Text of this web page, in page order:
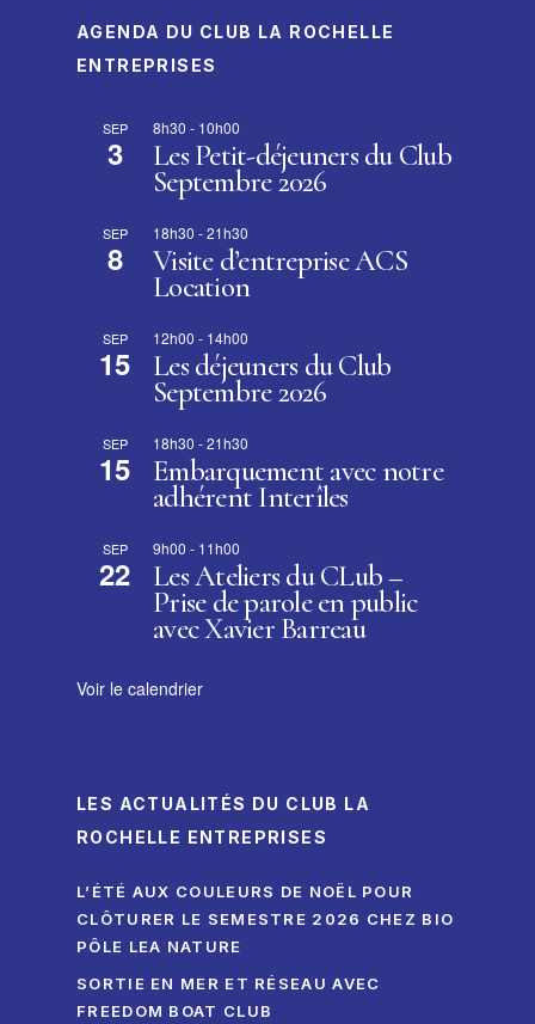
AGENDA DU CLUB LA ROCHELLE
ENTREPRISES
SEP
3
8h30 - 10h00
Les Petit-déjeuners du Club
Septembre 2026
SEP
8
18h30 -21h30
Visite d’entreprise ACS
Location
SEP
15
12h00 - 14h00
Les déjeuners du Club
Septembre 2026
SEP
15
18h30 -21h30
Embarquement avec notre
adhérent Interîles
SEP
22
9h00 - 11h00
Les Ateliers du CLub –
Prise de parole en public
avec Xavier Barreau
Voir le calendrier
LES ACTUALITÉS DU CLUB LA
ROCHELLE ENTREPRISES
L’ÉTÉ AUX COULEURS DE NOËL POUR
CLÔTURER LE SEMESTRE 2026 CHEZ BIO
PÔLE LEA NATURE
SORTIE EN MER ET RÉSEAU AVEC
FREEDOM BOAT CLUB